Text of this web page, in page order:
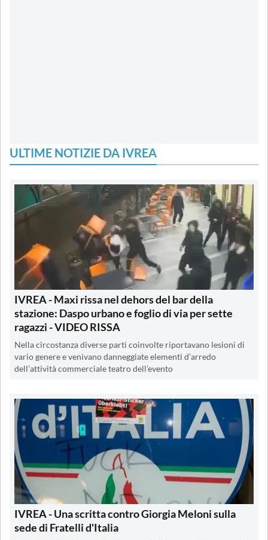
ULTIME NOTIZIE DA IVREA
IVREA - Maxi rissa nel dehors del bar della
stazione: Daspo urbano e foglio di via per sette
ragazzi - VIDEO RISSA
Nella circostanza diverse parti coinvolte riportavano lesioni di
vario genere e venivano danneggiate elementi d’arredo
dell’attività commerciale teatro dell’evento
IVREA - Una scritta contro Giorgia Meloni sulla
sede di Fratelli d'Italia